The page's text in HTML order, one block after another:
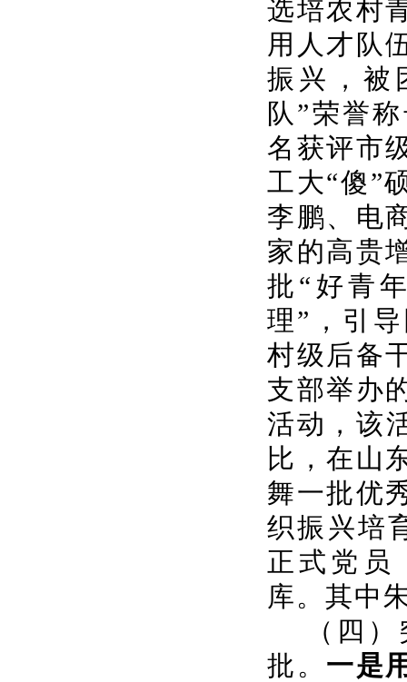
选培农村
用人才队
振兴，被
队”荣誉
名获评市
工大“傻”
李鹏、电
家的高贵
批“好青
理”，引
村级后备
支部举办
活动，该
比，在山
舞一批优
织振兴培
正式党员
库。其中
（四
批。 一是